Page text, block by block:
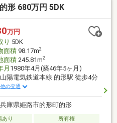
形 680万円 5DK
万円
り 5DK
面積98.17m2
面積245.81m2
月 1980年4月(築46年5ヶ月)
山陽電気鉄道本線 的形駅 徒歩4分
の交通
兵庫県姫路市的形町的形
あり 所有権